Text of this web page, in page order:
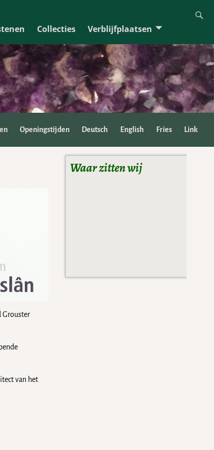
Collecties Verblijfplaatsen
Openingstijden Deutsch English Fries Link
Grouster
van het
Waar zitten wij